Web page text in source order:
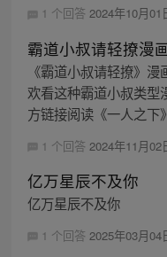
1 个回答 2024年10月01
霸道小叔请轻撩漫
《霸道小叔请轻撩》
欢看这种霸道小叔类型
方链接阅读《一人之下
1 个回答 2024年11月02
亿万星辰不及你
亿万星辰不及你
1 个回答 2025年03月04